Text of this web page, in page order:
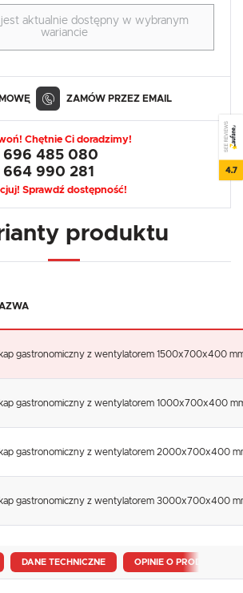
aktualnie dostępny w wybranym
wariancie
ZAMÓW PRZEZ EMAIL
Chętnie Ci doradzimy!
696 485 080
664 990 281
Sprawdź dostępność!
produktu
gastronomiczny z wentylatorem 1500x700x400
gastronomiczny z wentylatorem 1000x700x400
gastronomiczny z wentylatorem 2000x700x400
gastronomiczny z wentylatorem 3000x700x400
DANE TECHNICZNE OPINIE O PRODUKCIE
SEE REVIEWS
4.7